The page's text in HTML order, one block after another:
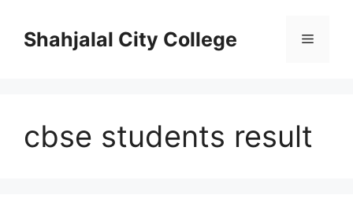
Shahjalal City College Menu
cbse students result